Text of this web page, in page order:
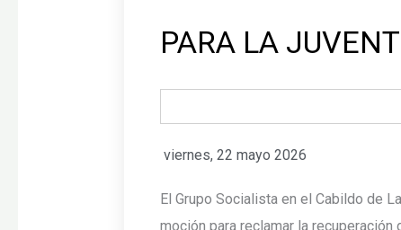
PARA LA
viernes, 22 mayo 2026
El Grupo Socialista en el Cabildo de
moción para reclamar la